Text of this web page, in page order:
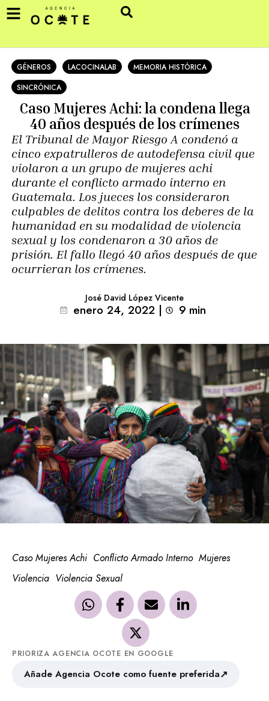
GÉNEROS LACOCINALAB
MEMORIA HISTÓRICA
SINCRÓNICA
Caso Mujeres Achi: la condena llega
40 años después de los crímenes
El Tribunal de Mayor Riesgo A condenó a
cinco expatrulleros de autodefensa civil que
violaron a un grupo de mujeres achi
durante el conflicto armado interno en
Guatemala. Los jueces los consideraron
culpables de delitos contra los deberes de la
humanidad en su modalidad de violencia
sexual y los condenaron a 30 años de
prisión. El fallo llegó 40 años después de que
ocurrieran los crímenes.
José David López Vicente
enero 24, 2022 | 9 min
Caso Mujeres Achi Conflicto Armado Interno Mujeres
Violencia Violencia Sexual
PRIORIZA AGENCIA OCOTE EN GOOGLE
Añade Agencia Ocote como fuente preferida↗